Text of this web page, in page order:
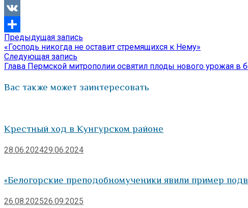
Viber
VK
Отправить
Навигация
по
записям
Предыдущая запись
запись:
«Господь никогда не оставит стремящихся к Нему»
Следующая запись
запись:
Глава Пермской митрополии освятил плоды нового урожая в
Вас также может заинтересовать
Крестный ход в Кунгурском районе
28.06.202429.06.2024
«Белогорские преподобномученики явили пример
26.08.202526.09.2025